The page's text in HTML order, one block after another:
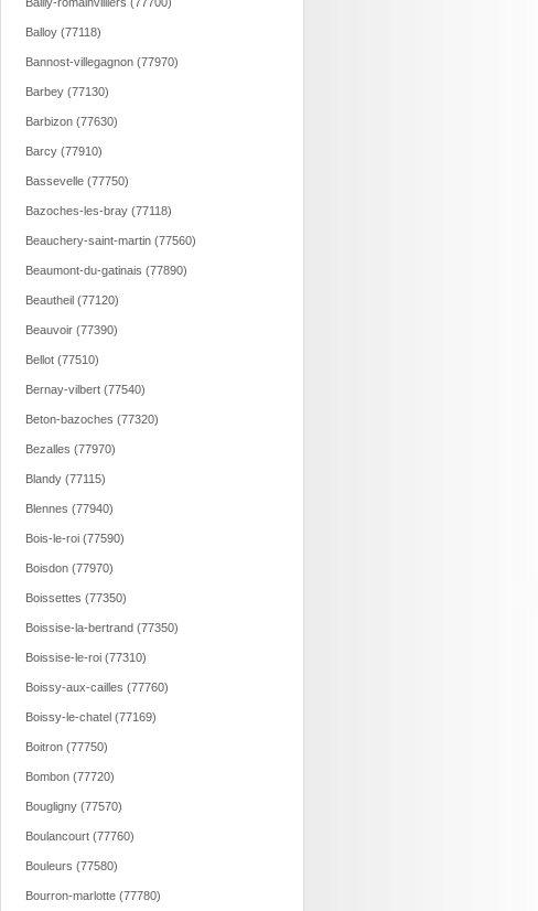
Bailly-romainvilliers (77700)
Balloy (77118)
Bannost-villegagnon (77970)
Barbey (77130)
Barbizon (77630)
Barcy (77910)
Bassevelle (77750)
Bazoches-les-bray (77118)
Beauchery-saint-martin (77560)
Beaumont-du-gatinais (77890)
Beautheil (77120)
Beauvoir (77390)
Bellot (77510)
Bernay-vilbert (77540)
Beton-bazoches (77320)
Bezalles (77970)
Blandy (77115)
Blennes (77940)
Bois-le-roi (77590)
Boisdon (77970)
Boissettes (77350)
Boissise-la-bertrand (77350)
Boissise-le-roi (77310)
Boissy-aux-cailles (77760)
Boissy-le-chatel (77169)
Boitron (77750)
Bombon (77720)
Bougligny (77570)
Boulancourt (77760)
Bouleurs (77580)
Bourron-marlotte (77780)